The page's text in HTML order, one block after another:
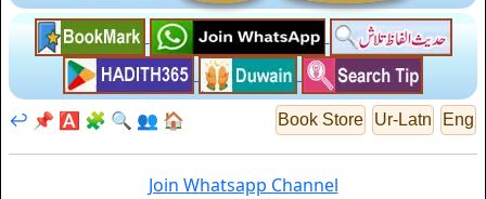
Eng
Ur-Latn
Book Store
🏠
👥
🔍
🧩
🅰️
📌
↩️
Join Whatsapp Channel